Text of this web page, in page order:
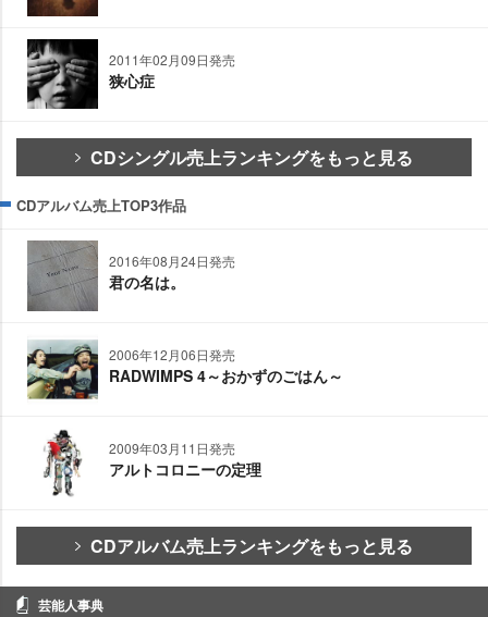
2011年02月09日発売
狭心症
CDシングル売上ランキングをもっと見る
CDアルバム売上TOP3作品
2016年08月24日発売
君の名は。
2006年12月06日発売
RADWIMPS 4～おかずのごはん～
2009年03月11日発売
アルトコロニーの定理
CDアルバム売上ランキングをもっと見る
芸能人事典